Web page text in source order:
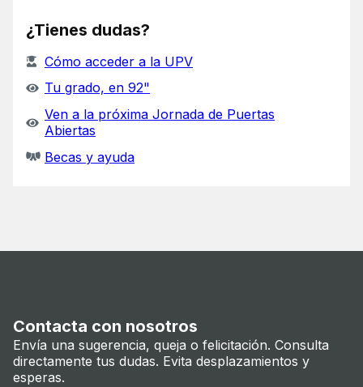
¿Tienes dudas?
Cómo acceder a la UPV
Tu grado, en 92"
Ven a la próxima Jornada de Puertas
Abiertas
Becas y ayuda
Contacta con nosotros
Envía una sugerencia, queja o felicitación. Consulta
directamente tus dudas. Evita desplazamientos y
esperas.